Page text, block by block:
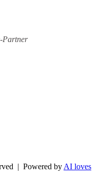
Partner
| Powered by AI loves